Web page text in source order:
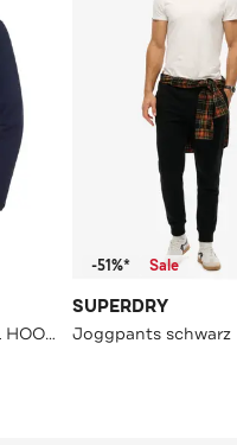
Sweatjacke ESSENTIAL HOOD marine
-51%* Sale
SUPERDRY
Joggpants schwarz